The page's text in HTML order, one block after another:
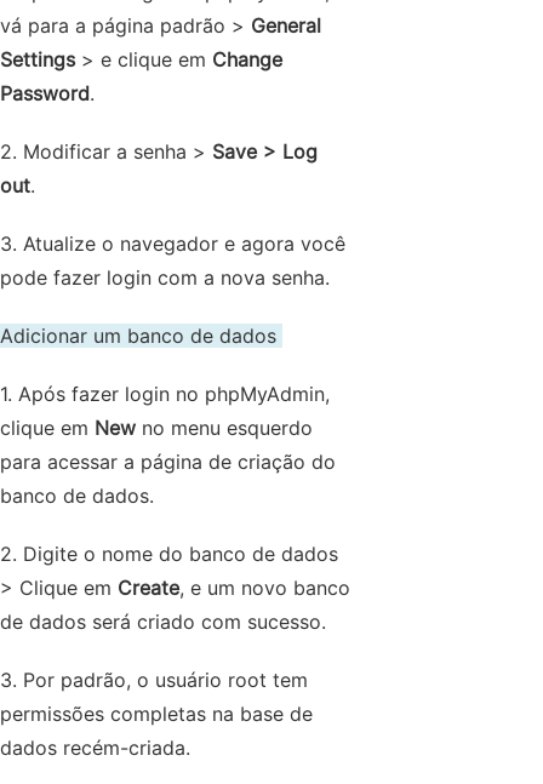
vá para a página padrão > General
Settings> e clique em Change
Password.
2. Modificar a senha > Save > Log
out.
3. Atualize o navegador e agora você
pode fazer login com a nova senha.
Adicionar um banco de dados
1. Após fazer login no phpMyAdmin,
clique em New no menu esquerdo
para acessar a página de criação do
banco de dados.
2. Digite o nome do banco de dados
> Clique em Create, e um novo banco
de dados será criado com sucesso.
3. Por padrão, o usuário root tem
permissões completas na base de
dados recém-criada.